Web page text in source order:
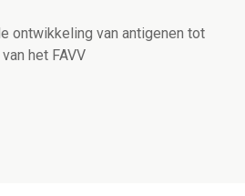
ontwikkeling van antigenen tot
het FAVV